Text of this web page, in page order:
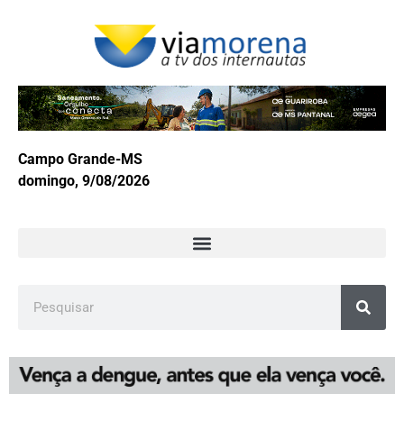
Campo Grande-MS
domingo, 9/08/2026